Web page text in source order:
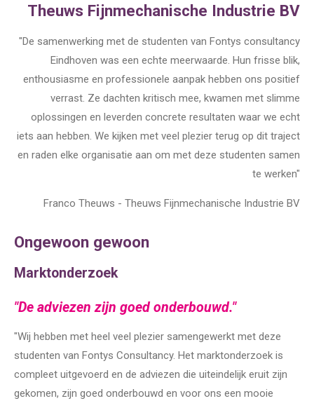
Theuws Fijnmechanische Industrie BV
"De samenwerking met de studenten van Fontys consultancy
Eindhoven was een echte meerwaarde. Hun frisse blik,
enthousiasme en professionele aanpak hebben ons positief
verrast. Ze dachten kritisch mee, kwamen met slimme
oplossingen en leverden concrete resultaten waar we echt
iets aan hebben. We kijken met veel plezier terug op dit traject
en raden elke organisatie aan om met deze studenten samen
te werken"
Franco Theuws - Theuws Fijnmechanische Industrie BV
Ongewoon gewoon
Marktonderzoek
"De adviezen zijn goed onderbouwd."
"Wij hebben met heel veel plezier samengewerkt met deze
studenten van Fontys Consultancy. Het marktonderzoek is
compleet uitgevoerd en de adviezen die uiteindelijk eruit zijn
gekomen, zijn goed onderbouwd en voor ons een mooie